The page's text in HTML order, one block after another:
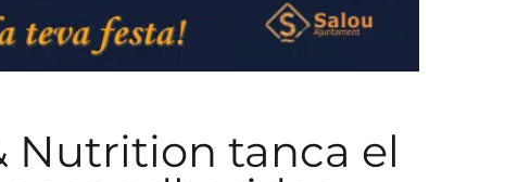
Nutrition tanca el